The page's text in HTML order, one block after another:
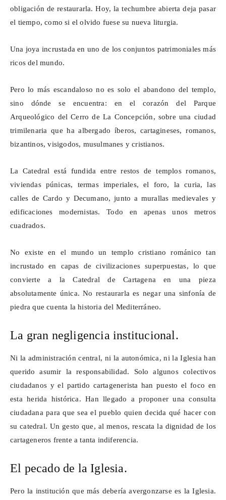
obligación de restaurarla. Hoy, la techumbre abierta deja pasar
el tiempo, como si el olvido fuese su nueva liturgia.
Una joya incrustada en uno de los conjuntos patrimoniales más
ricos del mundo.
Pero lo más escandaloso no es solo el abandono del templo,
sino dónde se encuentra: en el corazón del Parque
Arqueológico del Cerro de La Concepción, sobre una ciudad
trimilenaria que ha albergado íberos, cartagineses, romanos,
bizantinos, visigodos, musulmanes y cristianos.
La Catedral está fundida entre restos de templos romanos,
viviendas púnicas, termas imperiales, el foro, la curia, las
calles de Cardo y Decumano, junto a murallas medievales y
edificaciones modernistas. Todo en apenas unos metros
cuadrados.
No existe en el mundo un templo cristiano románico tan
incrustado en capas de civilizaciones superpuestas, lo que
convierte a la Catedral de Cartagena en una pieza
absolutamente única. No restaurarla es negar una sinfonía de
piedra que cuenta la historia del Mediterráneo.
La gran negligencia institucional.
Ni la administración central, ni la autonómica, ni la Iglesia han
querido asumir la responsabilidad. Solo algunos colectivos
ciudadanos y el partido cartagenerista han puesto el foco en
esta herida histórica. Han llegado a proponer una consulta
ciudadana para que sea el pueblo quien decida qué hacer con
su catedral. Un gesto que, al menos, rescata la dignidad de los
cartageneros frente a tanta indiferencia.
El pecado de la Iglesia.
Pero la institución que más debería avergonzarse es la Iglesia.